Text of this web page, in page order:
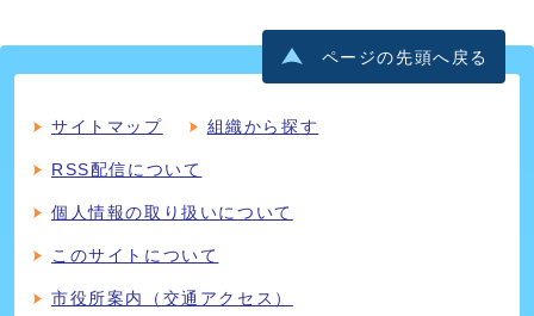
ページの先頭へ戻る
サイトマップ 組織から探す
RSS配信について
個人情報の取り扱いについて
このサイトについて
市役所案内（交通アクセス）